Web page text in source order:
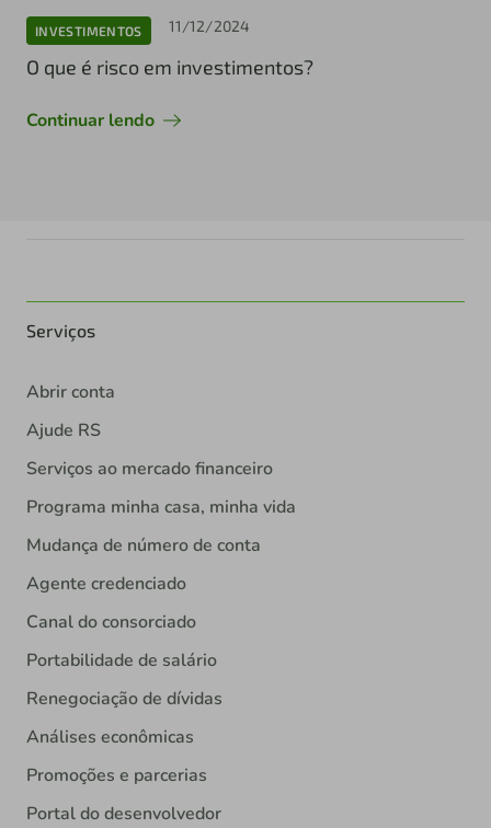
INVESTIMENTOS 11/12/2024
O que é risco em investimentos?
Continuar lendo
Serviços
Abrir conta
Ajude RS
Serviços ao mercado financeiro
Programa minha casa, minha vida
Mudança de número de conta
Agente credenciado
Canal do consorciado
Portabilidade de salário
Renegociação de dívidas
Análises econômicas
Promoções e parcerias
Portal do desenvolvedor